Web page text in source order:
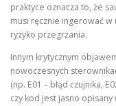
praktyce oznacza to, że
musi ręcznie ingerować
ryzyko przegrzania.
Innym krytycznym
nowoczesnych
(np. E01 – błąd czujnika,
czy kod jest jasno